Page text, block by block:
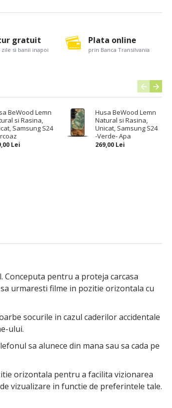
BeWood Lemn
si Rasina,
Samsung S24
Lei
Husa BeWood Lemn
Natural si Rasina,
Unicat, Samsung S24
-Verde- Apa
269,00 Lei
gratuit
zile si banii inapoi
Plata online
prin Banca Transilvania
pentru a proteja carcasa
urmaresti filme in pozitie orizontala cu
socurile in cazul caderilor accidentale
ului.
sa alunece din mana sau sa cada pe
orizontala pentru a facilita vizionarea
vizualizare in functie de preferintele tale.